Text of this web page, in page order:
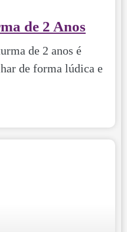
de 2 Anos
de 2 anos é
de forma lúdica e